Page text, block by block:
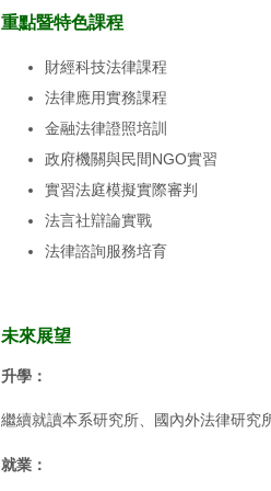
重點暨特色課程
財經科技法律課程
法律應用實務課程
金融法律證照培訓
政府機關與民間NGO實習
實習法庭模擬實際審判
法言社辯論實戰
法律諮詢服務培育
未來展望
升學：
繼續就讀本系研究所、國內外法律研究
就業：